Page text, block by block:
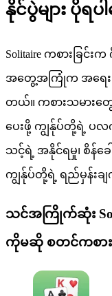
နိုင်ပွဲများ ပိုရပ
Solitaire ကစားခ
အတွေ့အကြုံက အရေး
တယ်။ ကစားသမားတွ
ပေးဖို့ ကျွန်ုပ်တို့ရဲ့ ပ
သင့်ရဲ့ အနိုင်ရမှု၊ စိန်
ကျွန်ုပ်တို့ရဲ့ ရည်မှန်းခ
သင်အကြိုက်ဆုံး
ကိုမဆို စတင်ကစား